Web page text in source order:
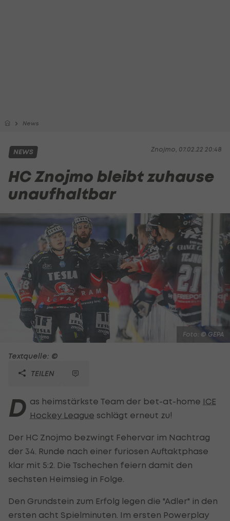
News
Znojmo, 07.02.22 20:48
NEWS
HC Znojmo bleibt zuhause
unaufhaltbar
Foto: © GEPA
Textquelle: ©
TEILEN
D as heimstärkste Team der bet-at-home ICE
Hockey League schlägt erneut zu!
Der HC Znojmo bezwingt Fehervar im Nachtrag
der 34. Runde nach einer furiosen Auftaktphase
klar mit 5:2. Die Tschechen feiern damit den
sechsten Heimsieg in Folge.
Den Grundstein zum Erfolg legen die "Adler" in den
ersten acht Spielminuten. Im ersten Powerplay